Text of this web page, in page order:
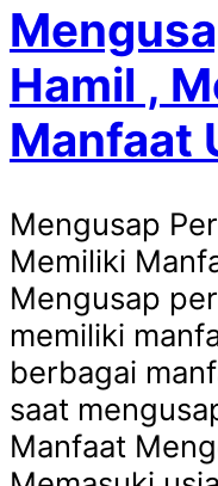
Hamil ,
Manfaat
Mengusap
Memiliki
Mengusap
memiliki
berbagai
saat
Manfaat